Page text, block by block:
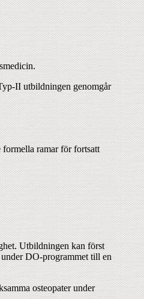
II utbildningen genomgår
ramar för fortsatt
Utbildningen kan först
DO-programmet till en
osteopater under